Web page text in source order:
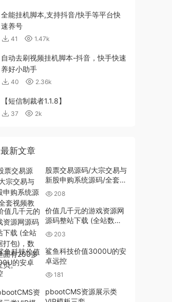
全能挂机脚本,支持抖音/快手等平台快
速养号
41 1.47k
自动去刷视频挂机脚本-抖音，快手快速
养好小助手
40 2.36k
【短信制裁者1.1.8】
37 2k
最新文章
股票交易源码/大宗交易与
新股申购系统源码/全套视
频教程
208
价值几千元的游戏资源网
源码整站下载 (全站数据
打包)，数据里面有200多
个宝贝。
203
鲨鱼科技价值3000U的安
卓远控
181
pbootCMS资源展示类